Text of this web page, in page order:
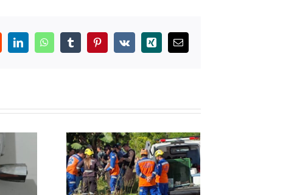
LinkedInWhatsAppTumblrPinterest
Vk Xing
E-
mail
E
MORADORES E
COMERCIANTES
SOFREM COM